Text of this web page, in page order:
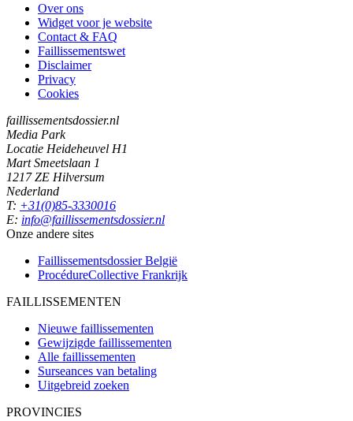
Over ons
Widget voor je website
Contact & FAQ
Faillissementswet
Disclaimer
Privacy
Cookies
faillissementsdossier.nl
Media Park
Locatie Heideheuvel H1
Mart Smeetslaan 1
1217 ZE Hilversum
Nederland
T: +31(0)85-3330016
E: info@faillissementsdossier.nl
Onze andere sites
Faillissementsdossier België
ProcédureCollective Frankrijk
FAILLISSEMENTEN
Nieuwe faillissementen
Gewijzigde faillissementen
Alle faillissementen
Surseances van betaling
Uitgebreid zoeken
PROVINCIES